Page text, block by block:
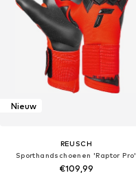
Nieuw
REUSCH
Sporthandschoenen 'Raptor Pro'
€109,99